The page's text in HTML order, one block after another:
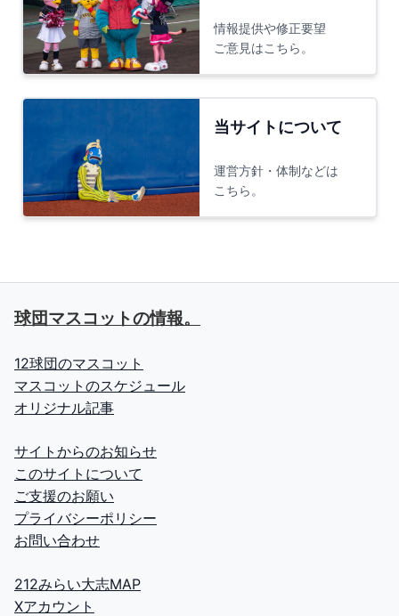
情報提供や修正要望
ご意見はこちら。
当サイトについて
運営方針・体制などは
こちら。
球団マスコットの情報。
12球団のマスコット
マスコットのスケジュール
オリジナル記事
サイトからのお知らせ
このサイトについて
ご支援のお願い
プライバシーポリシー
お問い合わせ
212みらい大志MAP
Xアカウント